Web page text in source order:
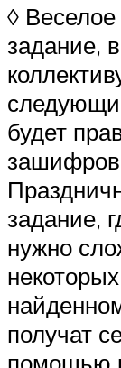
◊
задание,
будет
задание,
нужно
получат